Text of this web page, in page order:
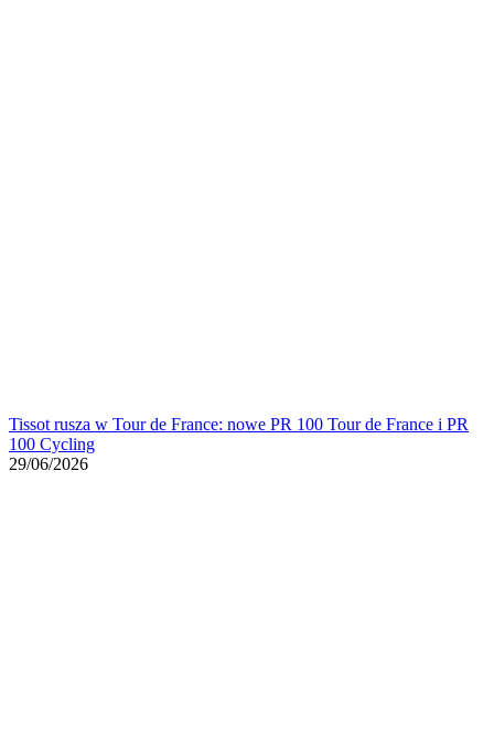
Tissot rusza w Tour de France: nowe PR 100 Tour de France i PR
100 Cycling
29/06/2026